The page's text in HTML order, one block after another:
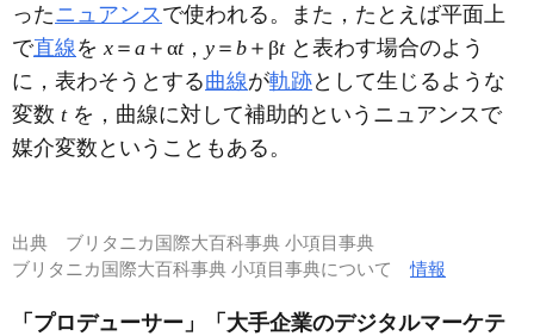
ったニュアンスで使われる。また，たとえば平面上
で直線をx ＝ a ＋αt， y ＝ b ＋βtと表わす場合のよう
に，表わそうとする曲線が軌跡として生じるような
変数 tを，曲線に対して補助的というニュアンスで
媒介変数ということもある。
出典 ブリタニカ国際大百科事典 小項目事典
ブリタニカ国際大百科事典 小項目事典について情報
「プロデューサー」「大手企業のデジタルマーケテ